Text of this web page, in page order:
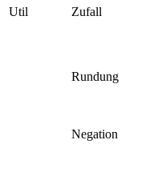
Util Zufall
Rundung
Negation